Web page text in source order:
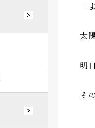
「
太
明
そ